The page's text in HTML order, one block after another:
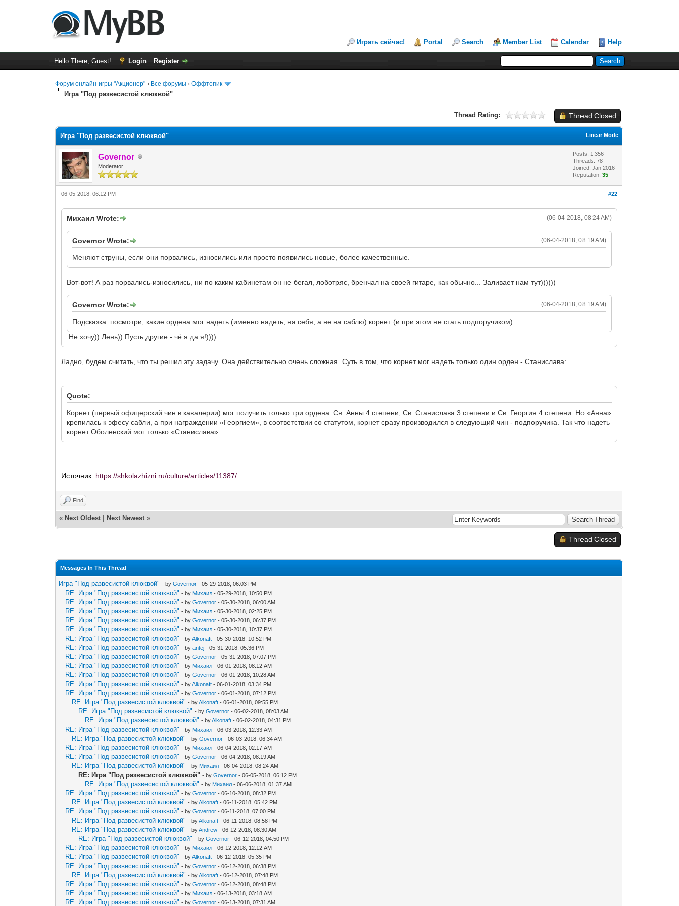
Играть сейчас! Portal Search Member List Calendar Help
Hello There, Guest! Login Register
Форум онлайн-игры "Акционер" › Все форумы ›Оффтопик
Игра "Под развесистой клюквой"
Thread Closed
Thread Rating:
Linear Mode
Игра "Под развесистой клюквой"
Governor
Moderator
Posts: 1,356
Threads: 78
Joined: Jan 2016
Reputation:35
#22
06-05-2018, 06:12 PM
(06-04-2018, 08:24 AM)
Михаил Wrote:
(06-04-2018, 08:19 AM)
Governor Wrote:
Меняют струны, если они порвались, износились или просто появились новые, более качественные.
Вот-вот! А раз порвались-износились, ни по каким кабинетам он не бегал, лоботряс, бренчал на своей гитаре, как обычно... Заливает нам тут))))))
(06-04-2018, 08:19 AM)
Governor Wrote:
Подсказка: посмотри, какие ордена мог надеть (именно надеть, на себя, а не на саблю) корнет (и при этом не стать подпоручиком).
Не хочу)) Лень)) Пусть другие - чё я да я!))))
Ладно, будем считать, что ты решил эту задачу. Она действительно очень сложная. Суть в том, что корнет мог надеть только один орден - Станислава:
Quote:
Корнет (первый офицерский чин в кавалерии) мог получить только три ордена: Св. Анны 4 степени, Св. Станислава 3 степени и Св. Георгия 4 степени. Но «Анна»
крепилась к эфесу сабли, а при награждении «Георгием», в соответствии со статутом, корнет сразу производился в следующий чин - подпоручика. Так что надеть
корнет Оболенский мог только «Станислава».
Источник: https://shkolazhizni.ru/culture/articles/11387/
Find
« Next Oldest Next Newest »
Thread Closed
Messages In This Thread
Игра "Под развесистой клюквой" - byGovernor - 05-29-2018, 06:03 PM
RE: Игра "Под развесистой клюквой" - by Михаил - 05-29-2018, 10:50 PM
RE: Игра "Под развесистой клюквой" - byGovernor - 05-30-2018, 06:00 AM
RE: Игра "Под развесистой клюквой" - by Михаил - 05-30-2018, 02:25 PM
RE: Игра "Под развесистой клюквой" - byGovernor - 05-30-2018, 06:37 PM
RE: Игра "Под развесистой клюквой" - by Михаил - 05-30-2018, 10:37 PM
RE: Игра "Под развесистой клюквой" - byAlkonaft - 05-30-2018, 10:52 PM
RE: Игра "Под развесистой клюквой" - byantej - 05-31-2018, 05:36 PM
RE: Игра "Под развесистой клюквой" - byGovernor - 05-31-2018, 07:07 PM
RE: Игра "Под развесистой клюквой" - by Михаил - 06-01-2018, 08:12 AM
RE: Игра "Под развесистой клюквой" - byGovernor - 06-01-2018, 10:28 AM
RE: Игра "Под развесистой клюквой" - byAlkonaft - 06-01-2018, 03:34 PM
RE: Игра "Под развесистой клюквой" - byGovernor - 06-01-2018, 07:12 PM
RE: Игра "Под развесистой клюквой" - byAlkonaft - 06-01-2018, 09:55 PM
RE: Игра "Под развесистой клюквой" - byGovernor - 06-02-2018, 08:03 AM
RE: Игра "Под развесистой клюквой" - byAlkonaft - 06-02-2018, 04:31 PM
RE: Игра "Под развесистой клюквой" - by Михаил - 06-03-2018, 12:33 AM
RE: Игра "Под развесистой клюквой" - byGovernor - 06-03-2018, 06:34 AM
RE: Игра "Под развесистой клюквой" - by Михаил - 06-04-2018, 02:17 AM
RE: Игра "Под развесистой клюквой" - byGovernor - 06-04-2018, 08:19 AM
RE: Игра "Под развесистой клюквой" - by Михаил - 06-04-2018, 08:24 AM
RE: Игра "Под развесистой клюквой" - byGovernor - 06-05-2018, 06:12 PM
RE: Игра "Под развесистой клюквой" - by Михаил - 06-06-2018, 01:37 AM
RE: Игра "Под развесистой клюквой" - byGovernor - 06-10-2018, 08:32 PM
RE: Игра "Под развесистой клюквой" - byAlkonaft - 06-11-2018, 05:42 PM
RE: Игра "Под развесистой клюквой" - byGovernor - 06-11-2018, 07:00 PM
RE: Игра "Под развесистой клюквой" - byAlkonaft - 06-11-2018, 08:58 PM
RE: Игра "Под развесистой клюквой" - byAndrew - 06-12-2018, 08:30 AM
RE: Игра "Под развесистой клюквой" - byGovernor - 06-12-2018, 04:50 PM
RE: Игра "Под развесистой клюквой" - by Михаил - 06-12-2018, 12:12 AM
RE: Игра "Под развесистой клюквой" - byAlkonaft - 06-12-2018, 05:35 PM
RE: Игра "Под развесистой клюквой" - byGovernor - 06-12-2018, 06:38 PM
RE: Игра "Под развесистой клюквой" - byAlkonaft - 06-12-2018, 07:48 PM
RE: Игра "Под развесистой клюквой" - byGovernor - 06-12-2018, 08:48 PM
RE: Игра "Под развесистой клюквой" - by Михаил - 06-13-2018, 03:18 AM
RE: Игра "Под развесистой клюквой" - byGovernor - 06-13-2018, 07:31 AM